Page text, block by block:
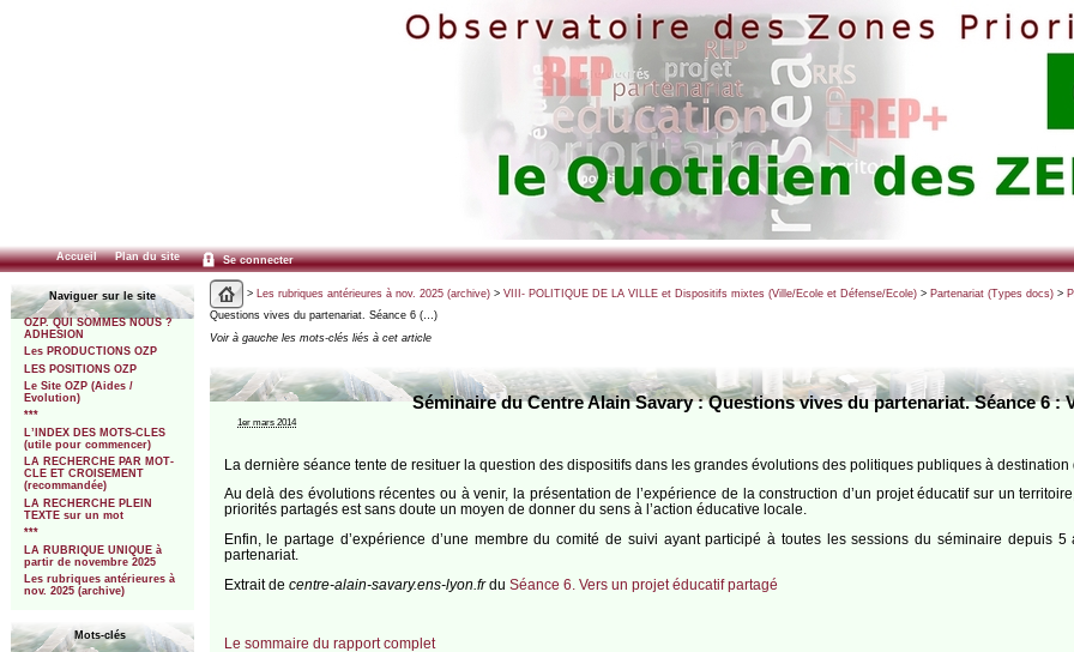
Accueil Plan du site Se connecter
Naviguer sur le site
OZP. QUI SOMMES NOUS ?
ADHESION
Les PRODUCTIONS OZP
LES POSITIONS OZP
Le Site OZP (Aides /
Evolution)
***
L’INDEX DES MOTS-CLES
(utile pour commencer)
LA RECHERCHE PAR MOT-
CLE ET CROISEMENT
(recommandée)
LA RECHERCHE PLEIN
TEXTE sur un mot
***
LA RUBRIQUE UNIQUE à
partir de novembre 2025
Les rubriques antérieures à
nov. 2025 (archive)
Mots-clés
> Les rubriques antérieures à nov. 2025 (archive)> VIII- POLITIQUE DE LA VILLE et Dispositifs mixtes (Ville/Ecole et Défense/Ecole)> Partenariat (Types docs)>
Questions vives du partenariat. Séance 6 (…)
Voir à gauche les mots-clés liés à cet article
Séminaire du Centre Alain Savary : Questions vives du partenariat. Séance 6 :
1er mars 2014
La dernière séance tente de resituer la question des dispositifs dans les grandes évolutions des politiques publiques à
Au delà des évolutions récentes ou à venir, la présentation de l’expérience de la construction d’un projet éducatif sur un
priorités partagés est sans doute un moyen de donner du sens à l’action éducative locale.
Enfin, le partage d’expérience d’une membre du comité de suivi ayant participé à toutes les sessions du séminaire depuis
partenariat.
Extrait de centre-alain-savary.ens-lyon.frdu Séance 6. Vers un projet éducatif partagé
Le sommaire du rapport complet